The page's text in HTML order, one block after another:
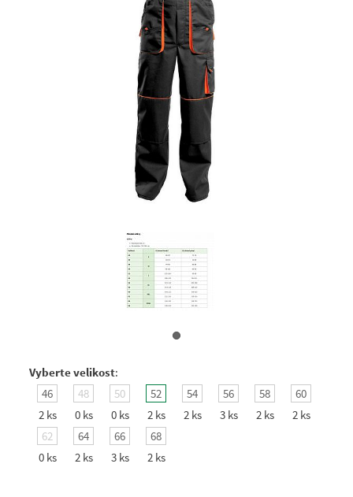
Vyberte velikost:
46
2 ks
48
0 ks
50
0 ks
52
2 ks
54
2 ks
56
3 ks
58
2 ks
60
2 ks
62
0 ks
64
2 ks
66
3 ks
68
2 ks